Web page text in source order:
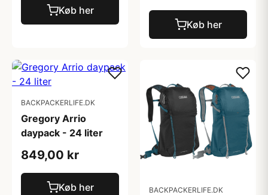
Køb her
Køb her
BACKPACKERLIFE.DK
Gregory Arrio
daypack - 24 liter
849,00 kr
Køb her BACKPACKERLIFE.DK